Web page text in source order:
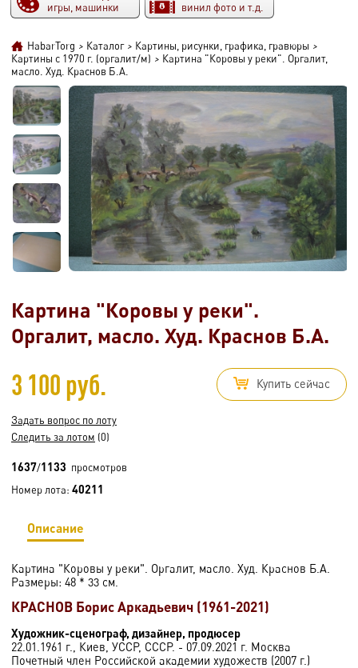
игры, машинки
винил фото и т.д.
HabarTorg > Каталог > Картины, рисунки, графика, гравюры >
Картины с 1970 г. (оргалит/м) > Картина "Коровы у реки". Оргалит,
масло. Худ. Краснов Б.А.
Картина "Коровы у реки".
Оргалит, масло. Худ. Краснов Б.А.
3 100 руб. Купить сейчас
Задать вопрос по лоту
Следить за лотом (0)
1637/1133 просмотров
Номер лота: 40211
Описание
Картина "Коровы у реки". Оргалит, масло. Худ. Краснов Б.А.
Размеры: 48 * 33 см.
КРАСНОВ Борис Аркадьевич (1961-2021)
Художник-сценограф, дизайнер, продюсер
22.01.1961 г., Киев, УССР, СССР. - 07.09.2021 г. Москва
Почетный член Российской академии художеств (2007 г.)